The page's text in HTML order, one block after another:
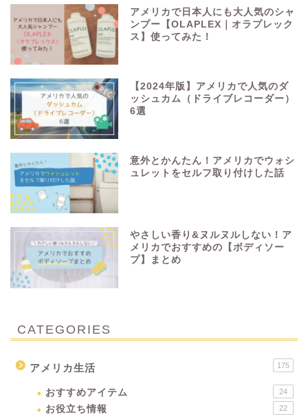
アメリカで日本人にも大人気のシャ
ンプー【OLAPLEX｜オラプレック
ス】使ってみた！
【2024年版】アメリカで人気のダ
ッシュカム（ドライブレコーダー）
6選
意外とかんたん！アメリカでウォシ
ュレットをセルフ取り付けした話
やさしい香り&ヌルヌルしない！ア
メリカでおすすめの【ボディソー
プ】まとめ
CATEGORIES
アメリカ生活 175
おすすめアイテム 24
お役立ち情報 22